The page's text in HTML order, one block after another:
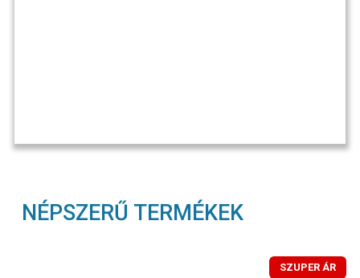
NÉPSZERŰ TERMÉKEK
SZUPER ÁR